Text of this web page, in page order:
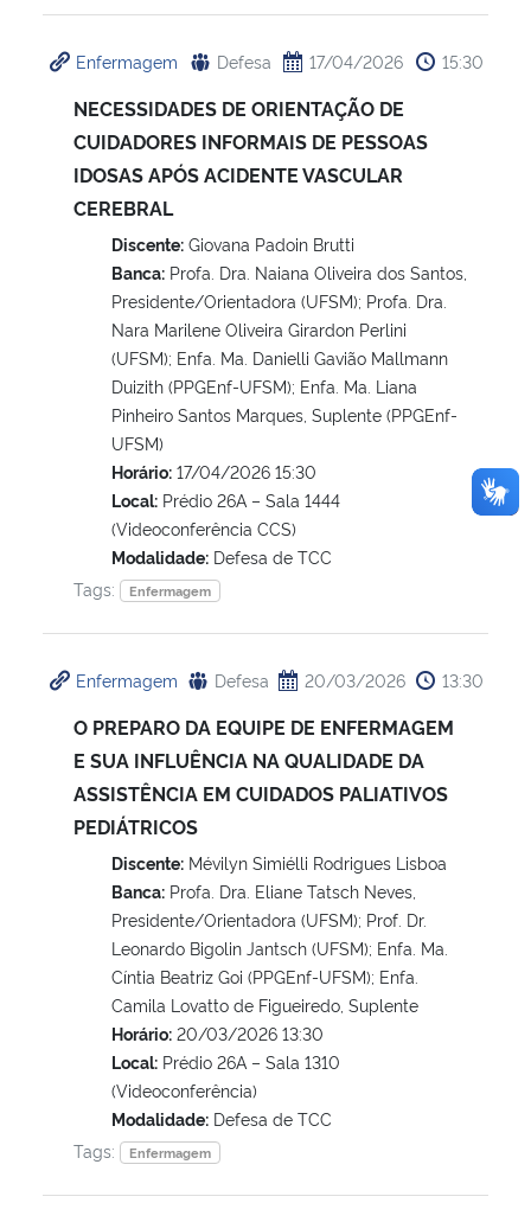
Enfermagem Defesa 17/04/2026 15:30
NECESSIDADES DE ORIENTAÇÃO DE
CUIDADORES INFORMAIS DE PESSOAS
IDOSAS APÓS ACIDENTE VASCULAR
CEREBRAL
Discente: Giovana Padoin Brutti
Banca: Profa. Dra. Naiana Oliveira dos Santos,
Presidente/Orientadora (UFSM); Profa. Dra.
Nara Marilene Oliveira Girardon Perlini
(UFSM); Enfa. Ma. Danielli Gavião Mallmann
Duizith (PPGEnf-UFSM); Enfa. Ma. Liana
Pinheiro Santos Marques, Suplente (PPGEnf-
UFSM)
Horário: 17/04/2026 15:30
Local: Prédio 26A – Sala 1444
(Videoconferência CCS)
Modalidade: Defesa de TCC
Tags:
Enfermagem
Enfermagem Defesa 20/03/2026 13:30
O PREPARO DA EQUIPE DE ENFERMAGEM
E SUA INFLUÊNCIA NA QUALIDADE DA
ASSISTÊNCIA EM CUIDADOS PALIATIVOS
PEDIÁTRICOS
Discente: Mévilyn Simiélli Rodrigues Lisboa
Banca: Profa. Dra. Eliane Tatsch Neves,
Presidente/Orientadora (UFSM); Prof. Dr.
Leonardo Bigolin Jantsch (UFSM); Enfa. Ma.
Cíntia Beatriz Goi (PPGEnf-UFSM); Enfa.
Camila Lovatto de Figueiredo, Suplente
Horário: 20/03/2026 13:30
Local: Prédio 26A – Sala 1310
(Videoconferência)
Modalidade: Defesa de TCC
Tags:
Enfermagem